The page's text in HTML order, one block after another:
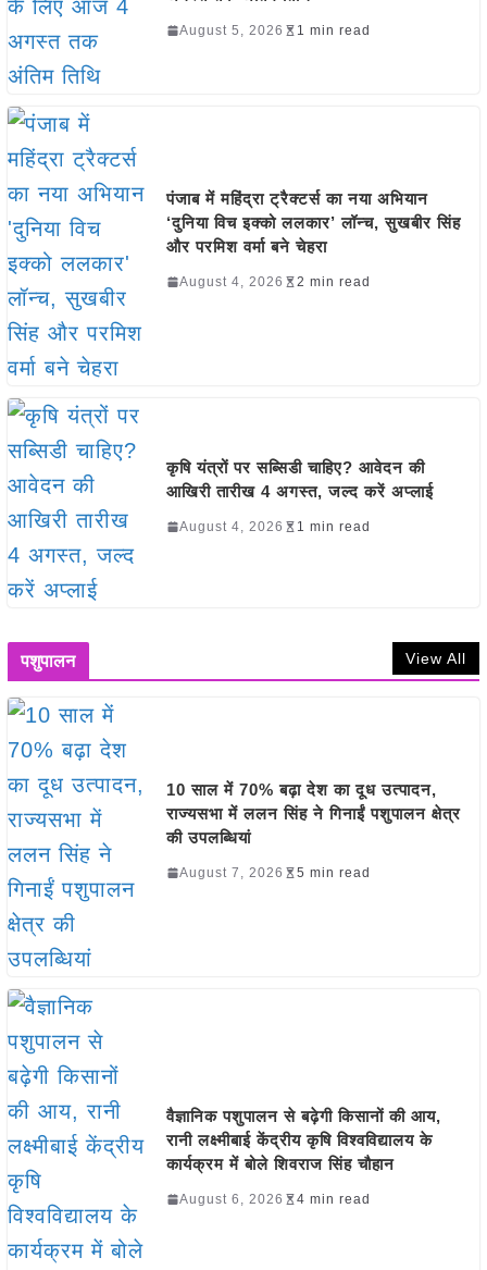
August 5, 2026 1 min read
पंजाब में महिंद्रा ट्रैक्टर्स का नया अभियान
‘दुनिया विच इक्को ललकार’ लॉन्च, सुखबीर सिंह
और परमिश वर्मा बने चेहरा
August 4, 2026 2 min read
कृषि यंत्रों पर सब्सिडी चाहिए? आवेदन की
आखिरी तारीख 4 अगस्त, जल्द करें अप्लाई
August 4, 2026 1 min read
पशुपालन View All
10 साल में 70% बढ़ा देश का दूध उत्पादन,
राज्यसभा में ललन सिंह ने गिनाईं पशुपालन क्षेत्र
की उपलब्धियां
August 7, 2026 5 min read
वैज्ञानिक पशुपालन से बढ़ेगी किसानों की आय,
रानी लक्ष्मीबाई केंद्रीय कृषि विश्वविद्यालय के
कार्यक्रम में बोले शिवराज सिंह चौहान
August 6, 2026 4 min read